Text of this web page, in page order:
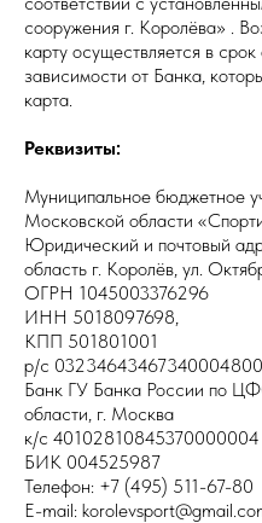
сооружения г. Королёва» .
карту осуществляется в
зависимости от Банка,
карта.
Реквизиты:
Муниципальное бюджетное
Московской области
Юридический и почтовый
область г. Королёв, ул.
ОГРН 1045003376296
ИНН 5018097698,
КПП 501801001
р/с 03234643467340004800
Банк ГУ Банка России по
области, г. Москва
к/с 40102810845370000004
БИК 004525987
Телефон: +7 (495) 511-67-80
E-mail: